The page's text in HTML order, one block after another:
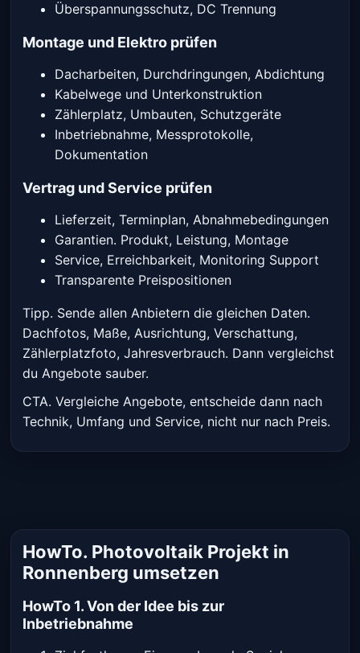
Überspannungsschutz, DC Trennung
Montage und Elektro prüfen
Dacharbeiten, Durchdringungen, Abdichtung
Kabelwege und Unterkonstruktion
Zählerplatz, Umbauten, Schutzgeräte
Inbetriebnahme, Messprotokolle,
Dokumentation
Vertrag und Service prüfen
Lieferzeit, Terminplan, Abnahmebedingungen
Garantien. Produkt, Leistung, Montage
Service, Erreichbarkeit, Monitoring Support
Transparente Preispositionen
Tipp. Sende allen Anbietern die gleichen Daten.
Dachfotos, Maße, Ausrichtung, Verschattung,
Zählerplatzfoto, Jahresverbrauch. Dann vergleichst
du Angebote sauber.
CTA. Vergleiche Angebote, entscheide dann nach
Technik, Umfang und Service, nicht nur nach Preis.
HowTo. Photovoltaik Projekt in
Ronnenberg umsetzen
HowTo 1. Von der Idee bis zur
Inbetriebnahme